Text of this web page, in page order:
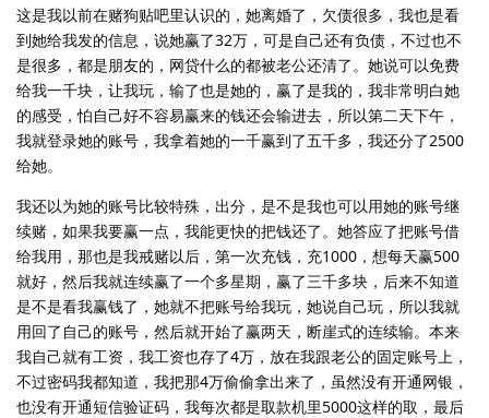
这是我以前在赌狗贴吧里认识的，她离婚了，欠债很多，我也是看
到她给我发的信息，说她赢了32万，可是自己还有负债，不过也不
是很多，都是朋友的，网贷什么的都被老公还清了。她说可以免费
给我一千块，让我玩，输了也是她的，赢了是我的，我非常明白她
的感受，怕自己好不容易赢来的钱还会输进去，所以第二天下午，
我就登录她的账号，我拿着她的一千赢到了五千多，我还分了2500
给她。
我还以为她的账号比较特殊，出分，是不是我也可以用她的账号继
续赌，如果我要赢一点，我能更快的把钱还了。她答应了把账号借
给我用，那也是我戒赌以后，第一次充钱，充1000，想每天赢500
就好，然后我就连续赢了一个多星期，赢了三千多块，后来不知道
是不是看我赢钱了，她就不把账号给我玩，她说自己玩，所以我就
用回了自己的账号，然后就开始了赢两天，断崖式的连续输。本来
我自己就有工资，我工资也存了4万，放在我跟老公的固定账号上，
不过密码我都知道，我把那4万偷偷拿出来了，虽然没有开通网银，
也没有开通短信验证码，我每次都是取款机里5000这样的取，最后